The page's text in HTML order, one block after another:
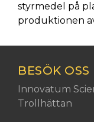
styrmedel på
produktionen
BESÖK OSS
Besöksadress:
Innovatum
Trollhättan